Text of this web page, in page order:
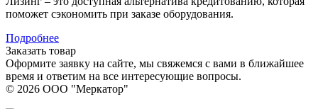
поможет сэкономить при заказе оборудования.
Подробнее
Заказать товар
Оформите заявку на сайте, мы свяжемся с вами в ближайшее
время и ответим на все интересующие вопросы.
© 2026 ООО "Меркатор"